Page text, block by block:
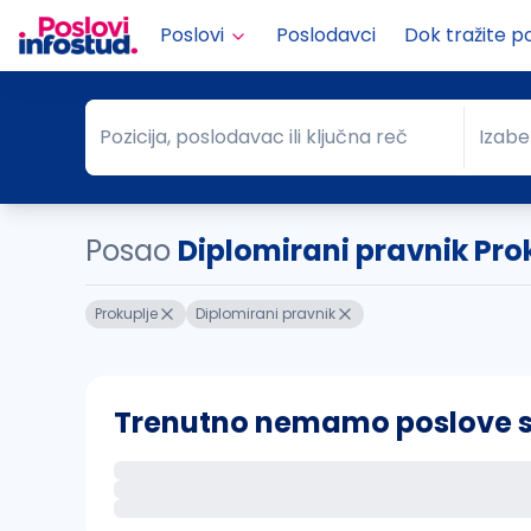
Poslovi Poslodavci Dok tražite
Pozicija, poslodavac ili ključna reč
Pozicija, poslodavac ili ključna reč Grad
Posao Diplomirani pravnik
Prokuplje Diplomirani pravnik
Trenutno nemamo poslove